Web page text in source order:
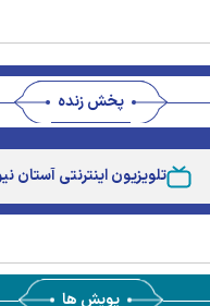
پخش زنده
not be loaded, either
failed or because the
تلویزیون اینترنتی آستان
پویش ها